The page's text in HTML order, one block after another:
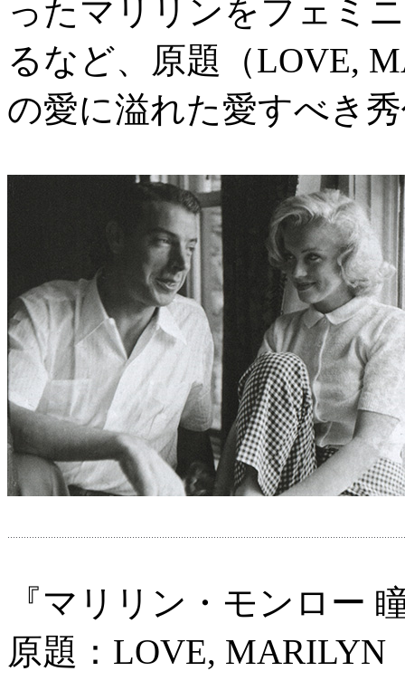
ったマリリンをフェミ
るなど、原題（LOVE,
の愛に溢れた愛すべき
『マリリン・モンロー
原題：LOVE, MARILYN